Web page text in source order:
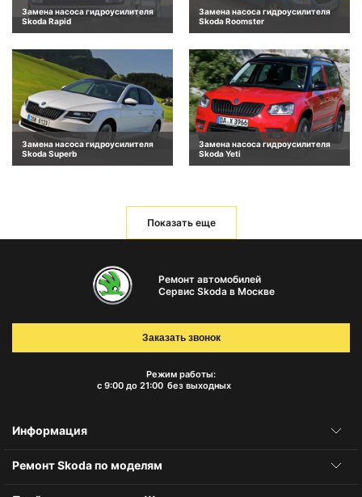
Замена насоса гидроусилителя
Skoda Rapid
Замена насоса гидроусилителя
Skoda Roomster
Замена насоса гидроусилителя
Skoda Superb
Замена насоса гидроусилителя
Skoda Yeti
Показать еще
Ремонт автомобилей
Сервис Skoda в Москве
Режим работы:
с 9:00 до 21:00 без выходных
Заказать звонок
Информация
Ремонт Skoda по моделям